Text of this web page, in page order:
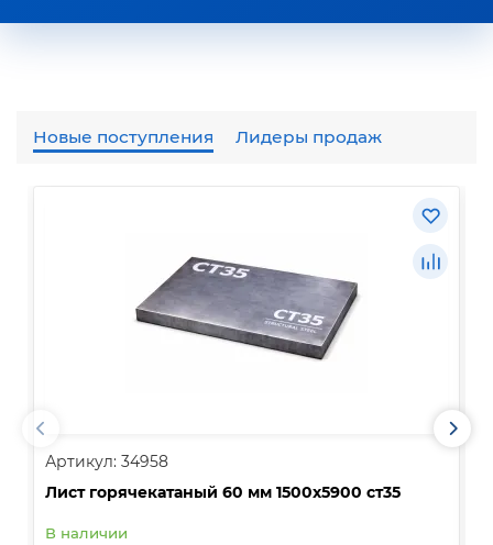
Новые поступления Лидеры продаж
Артикул: 34958
Лист горячекатаный 60 мм 1500х5900 ст35
В наличии